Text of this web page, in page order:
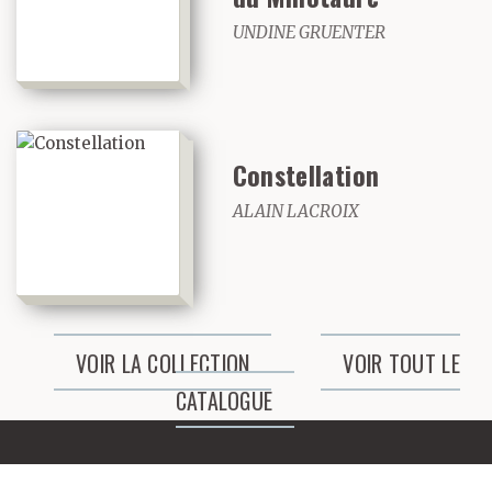
UNDINE GRUENTER
Constellation
ALAIN LACROIX
VOIR LA COLLECTION
VOIR TOUT LE
CATALOGUE